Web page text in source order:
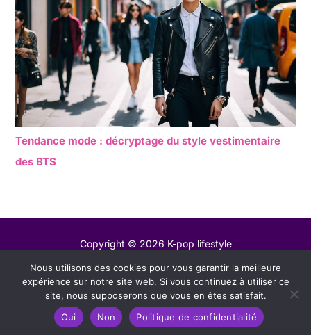
Tendance mode : décryptage du style vestimentaire
des BTS
Copyright © 2026 K-pop lifestyle
Contact
Mentions légales
Politique de confidentialité
Nous utilisons des cookies pour vous garantir la meilleure
expérience sur notre site web. Si vous continuez à utiliser ce
site, nous supposerons que vous en êtes satisfait.
Oui
Non Politique de confidentialité